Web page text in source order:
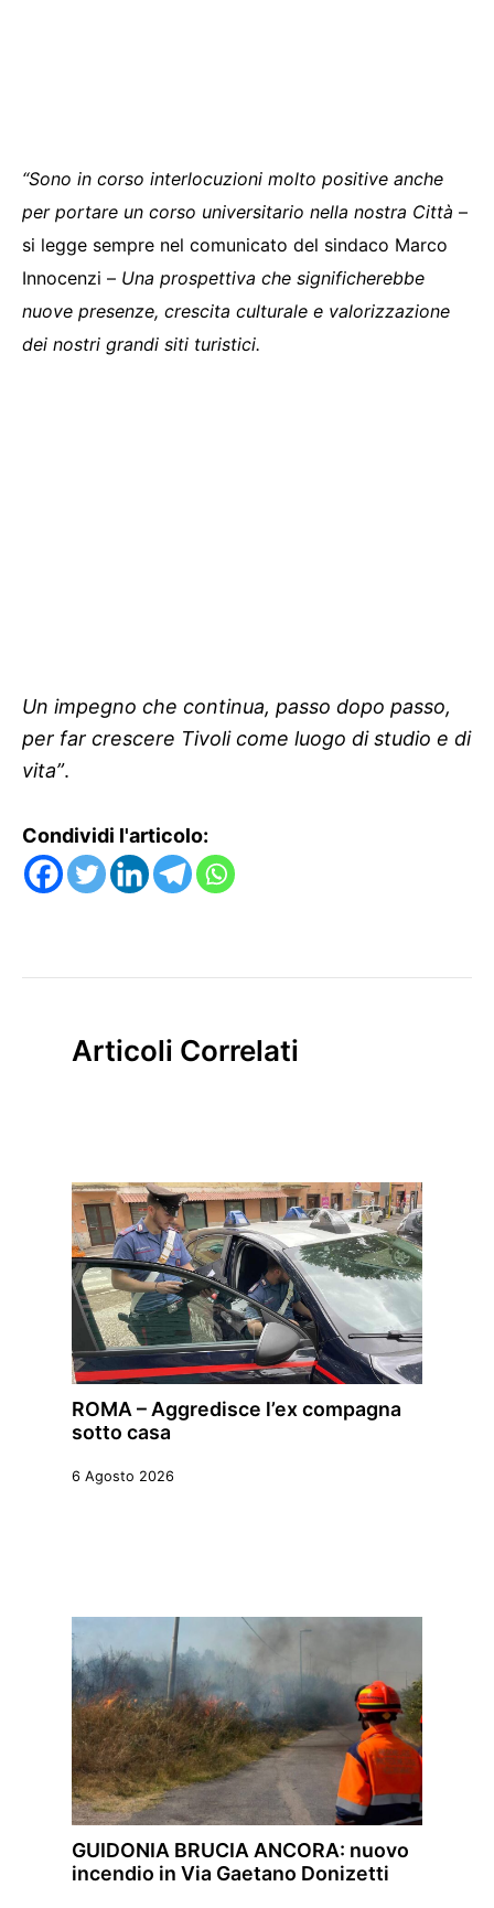
“Sono in corso interlocuzioni molto positive anche
per portare un corso universitario nella nostra Città –
si legge sempre nel comunicato del sindaco Marco
Innocenzi – Una prospettiva che significherebbe
nuove presenze, crescita culturale e valorizzazione
dei nostri grandi siti turistici.
Un impegno che continua, passo dopo passo,
per far crescere Tivoli come luogo di studio e di
vita”.
Condividi l'articolo:
Articoli Correlati
ROMA – Aggredisce l’ex compagna
sotto casa
6 Agosto 2026
GUIDONIA BRUCIA ANCORA: nuovo
incendio in Via Gaetano Donizetti